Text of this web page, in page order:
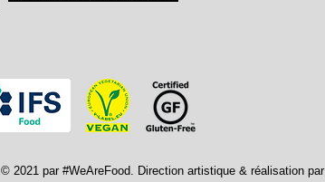
© 2021 par #WeAreFood. Direction artistique & réalisation par